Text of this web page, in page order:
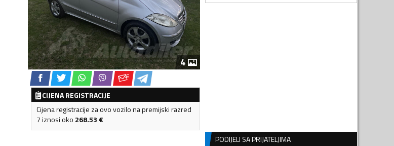
4
CIJENA REGISTRACIJE
Cijena registracije za ovo vozilo na premijski razred
7 iznosi oko 268.53 €
PODIJELI SA PRIJATELJIMA